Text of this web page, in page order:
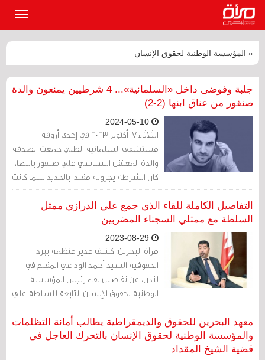
» المؤسسة الوطنية لحقوق الإنسان
جلبة وفوضى داخل «السلمانية»... 4 شرطيين يمنعون والدة
صنقور من عناق ابنها (2-2)
الثلاثاء 17 أكتوبر 2023 في إحدى أروقة
مستشفى السلمانية الطبي جمعت الصدفة
والدة المعتقل السياسي علي صنقور بابنها،
كان الشرطة يجرونه مقيدا بالحديد بينما كانت
تجلس على مقاعد الانتظار.
التفاصيل الكاملة للقاء الذي جمع علي الدرازي ممثل
السلطة مع ممثلي السجناء المضربين
مرآة البحرين: كشف مدير منظمة بيرد
الحقوقية السيد أحمد الوداعي المقيم في
لندن، عن تفاصيل لقاء رئيس المؤسسة
الوطنية لحقوق الإنسان التابعة للسلطة علي
الدرازي ووفد مرافق له، مع ممثلين عن
السجناء المضربين. وجاءت تفاصيل التفاوض
مع علي الدرازي، وشخصين من المؤسسة
معهد البحرين للحقوق والديمقراطية يطالب أمانة التظلمات
والمؤسسة الوطنية لحقوق الإنسان بالتحرك العاجل في
قضية الشيخ المقداد